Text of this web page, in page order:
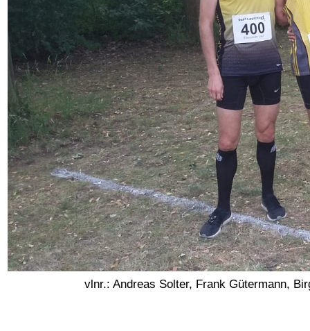
vlnr.: Andreas Solter, Frank Gütermann,